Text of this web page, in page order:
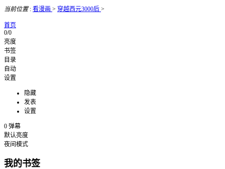
当前位置: 看漫画 > 穿越西元3000后 >
首页
0/0
亮度
书签
目录
自动
设置
隐藏
发表
设置
0 弹幕
默认亮度
夜间模式
我的书签